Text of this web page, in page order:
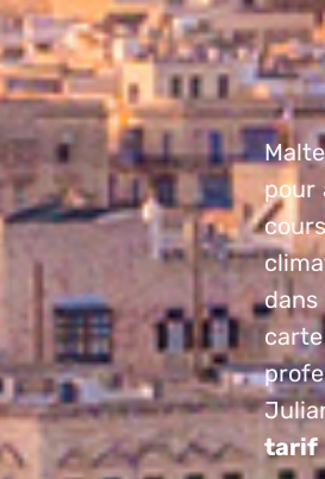
pour
dans
tarif